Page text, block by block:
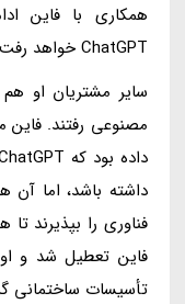
همکاری با فاین
ChatGPT خواهد رفت.
سایر مشتریان او
مصنوعی رفتند. فاین
داشته باشد، اما
فناوری را بپذیرند
فاین تعطیل شد و
تأسیسات ساختمانی